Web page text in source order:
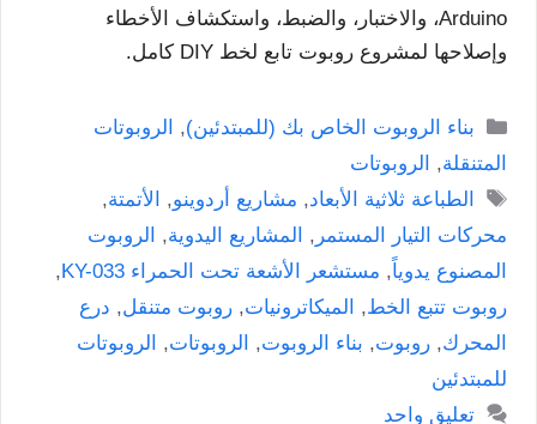
Arduino، والاختبار، والضبط، واستكشاف الأخطاء
وإصلاحها لمشروع روبوت تابع لخط DIY كامل.
التصنيفات
بناء الروبوت الخاص بك (للمبتدئين),
الروبوتات
المتنقلة,
الروبوتات
الوسوم
الطباعة ثلاثية الأبعاد, مشاريع أردوينو, الأتمتة,
محركات التيار المستمر , المشاريع اليدوية,
الروبوت
المصنوع يدوياً, مستشعر الأشعة تحت الحمراء KY-033
,
روبوت تتبع الخط, الميكاترونيات, روبوت متنقل, درع
المحرك, روبوت, بناء الروبوت, الروبوتات,
الروبوتات
للمبتدئين
تعليق واحد